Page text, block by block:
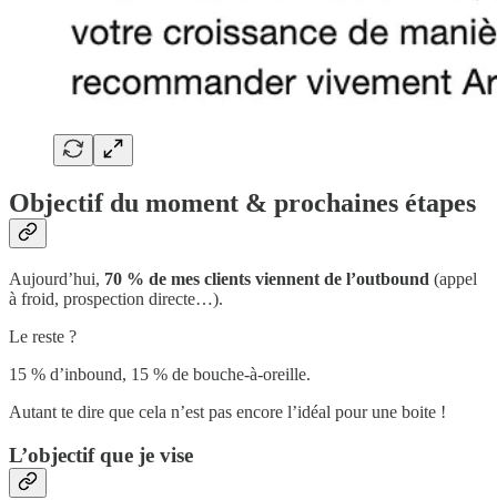
Objectif du moment & prochaines étapes
Aujourd’hui, 70 % de mes clients viennent de l’outbound (appel
à froid, prospection directe…).
Le reste ?
15 % d’inbound, 15 % de bouche-à-oreille.
Autant te dire que cela n’est pas encore l’idéal pour une boite !
L’objectif que je vise